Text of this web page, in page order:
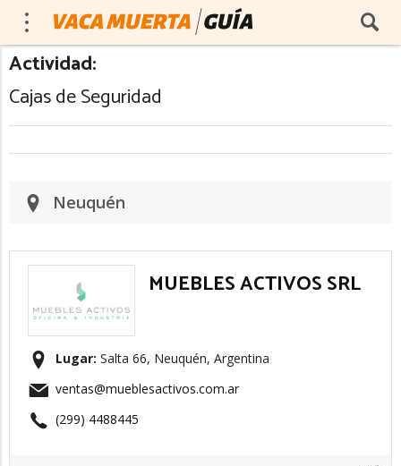
Actividad:
Cajas de Seguridad
Neuquén
MUEBLES ACTIVOS SRL
Lugar: Salta 66, Neuquén, Argentina
ventas@mueblesactivos.com.ar
(299) 4488445